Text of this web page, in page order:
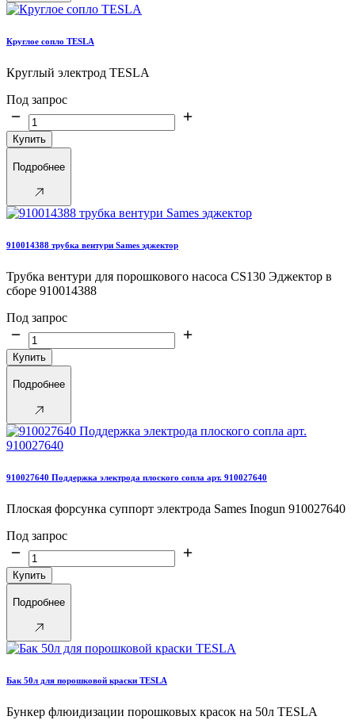
Круглое сопло TESLA
Круглый электрод TESLA
Под запрос
Купить
Подробнее
910014388 трубка вентури Sames эджектор
Трубка вентури для порошкового насоса CS130 Эджектор в
сборе 910014388
Под запрос
Купить
Подробнее
910027640 Поддержка электрода плоского сопла арт. 910027640
Плоская форсунка суппорт электрода Sames Inogun 910027640
Под запрос
Купить
Подробнее
Бак 50л для порошковой краски TESLA
Бункер флюидизации порошковых красок на 50л TESLA